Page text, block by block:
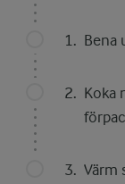
Bena
Koka
Värm